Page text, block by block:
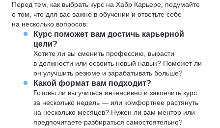
Перед тем, как выбрать курс на Хабр Карьере, подумайте
о том, что для вас важно в обучении и ответьте себе
на несколько вопросов:
Курс поможет вам достичь карьерной
цели?
Хотите ли вы сменить профессию, вырасти
в должности или освоить новый навык? Поможет ли
он улучшить резюме и зарабатывать больше?
Какой формат вам подходит?
Готовы ли вы учиться интенсивно и закончить курс
за несколько недель — или комфортнее растянуть
на несколько месяцев? Нужен ли вам ментор или
предпочитаете разбираться самостоятельно?